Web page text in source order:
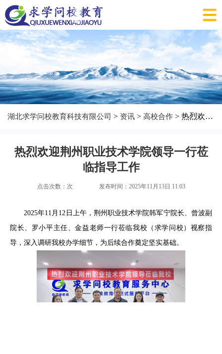
湖北求学问校教育科技有限公司 > 资讯 > 高校合作 > 热烈欢迎荆州职业技术学院领导一行莅临指导工作
热烈欢迎荆州职业技术学院领导一行莅
临指导工作
点击次数： 次 发布时间：2025年11月13日 11:03
2025年11月12日上午，荆州职业技术学院韩军宁院长、曾波副
院长、罗小平主任、金益老师一行莅临我校（求学问校）视察指
导，深入调研我校办学细节，为后续合作奠定坚实基础。